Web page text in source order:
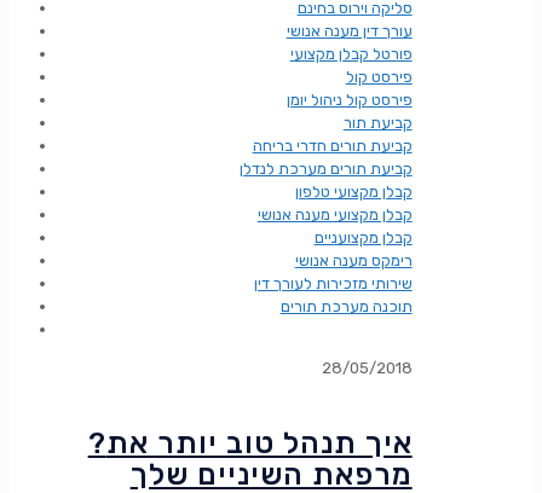
סליקה וירוס בחינם
עורך דין מענה אנושי
פורטל קבלן מקצועי
פירסט קול
פירסט קול ניהול יומן
קביעת תור
קביעת תורים חדרי בריחה
קביעת תורים מערכת לנדלן
קבלן מקצועי טלפון
קבלן מקצועי מענה אנושי
קבלן מקצועניים
רימקס מענה אנושי
שירותי מזכירות לעורך דין
תוכנה מערכת תורים
28/05/2018
?איך תנהל טוב יותר את
מרפאת השיניים שלך